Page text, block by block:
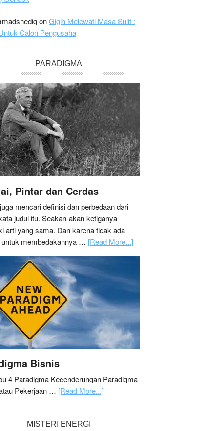
onGigih Melewati Masa Sulit :
Calon Pengusaha
PARADIGMA
Pintar dan Cerdas
mencari definisi dan perbedaan dari
judul itu. Seakan-akan ketiganya
arti yang sama. Dan karena tidak ada
membedakannya … [Read More...]
Bisnis
4 Paradigma Kecenderungan Paradigma
Pekerjaan … [Read More...]
MISTERI ENERGI